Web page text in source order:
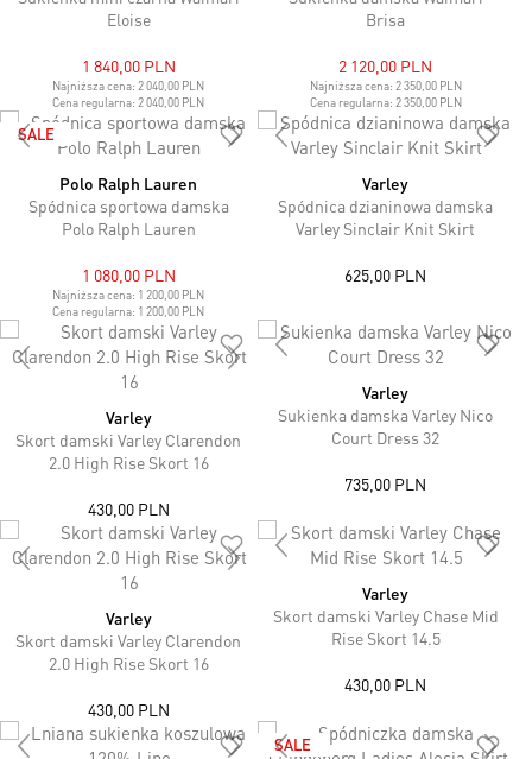
Eloise
1 840,00 PLN
Najniższa cena:2 040,00 PLN
Cena regularna:2 040,00 PLN
Brisa
2 120,00 PLN
Najniższa cena: 2 350,00 PLN
Cena regularna: 2 350,00 PLN
SALE
Polo Ralph Lauren
Spódnica sportowa damska
Polo Ralph Lauren
1 080,00 PLN
Najniższa cena: 1 200,00 PLN
Cena regularna: 1 200,00 PLN
Varley
Spódnica dzianinowa damska
Varley Sinclair Knit Skirt
625,00 PLN
Varley
Skort damski Varley Clarendon
2.0 High Rise Skort 16
430,00 PLN
Varley
Sukienka damska Varley Nico
Court Dress 32
735,00 PLN
Varley
Skort damski Varley Clarendon
2.0 High Rise Skort 16
430,00 PLN
Varley
Skort damski Varley Chase Mid
Rise Skort 14.5
430,00 PLN
SALE